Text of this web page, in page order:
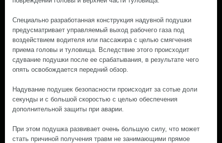
Специально разработанная конструкция надувной подушки
предусматривает управляемый выход рабочего газа под
воздействием водителя или пассажира с целью смягчения
приема головы и туловища. Вследствие этого происходит
сдувание подушки после ее срабатывания, в результате чего
опять освобождается передний обзор.
Надувание подушек безопасности происходит за сотые доли
секунды и с большой скоростью с целью обеспечения
дополнительной защиты при аварии.
При этом подушка развивает очень большую силу, что может
стать причиной получения травм не занимающими прямое